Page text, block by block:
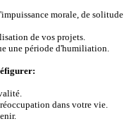
morale, de solitude
de vos projets.
une période d'humiliation.
dans votre vie.